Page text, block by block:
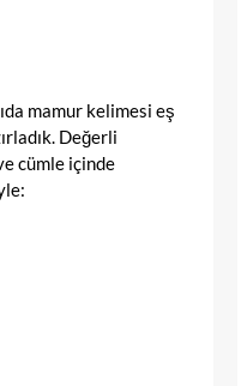
mamur kelimesi eş
Değerli
cümle içinde